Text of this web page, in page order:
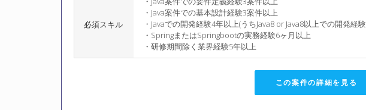
必須スキル
・Java案件での基本設計経験3案件以上
・Javaでの開発経験4年以上(うちJava8 or Java8以上での開発経
・SpringまたはSpringbootの実務経験6ヶ月以上
・研修期間除く業界経験5年以上
この案件の詳細を見る